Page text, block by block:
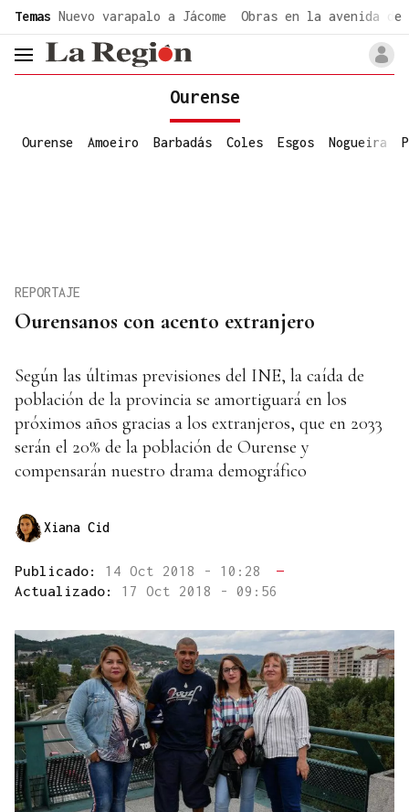
Temas Nuevo varapalo a Jácome Obras en la avenida de
header.menu.open
Ourense
Ourense Amoeiro Barbadás Coles Esgos Nogueira
Ourensanos con acento extranjero
REPORTAJE
Según las últimas previsiones del INE, la caída de
población de la provincia se amortiguará en los
próximos años gracias a los extranjeros, que en 2033
serán el 20% de la población de Ourense y
compensarán nuestro drama demográfico
Xiana Cid
Publicado: 14 Oct 2018 - 10:28
—
Actualizado: 17 Oct 2018 - 09:56